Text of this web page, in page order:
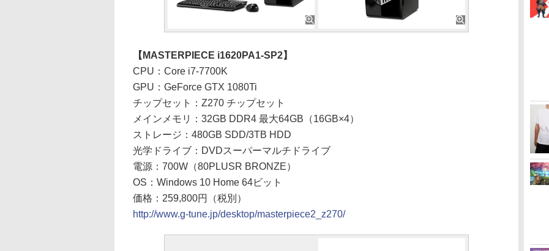
【MASTERPIECE i1620PA1-SP2】
CPU：Core i7-7700K
GPU：GeForce GTX 1080Ti
チップセット：Z270 チップセット
メインメモリ：32GB DDR4 最大64GB（16GB×4）
ストレージ：480GB SDD/3TB HDD
光学ドライブ：DVDスーパーマルチドライブ
電源：700W（80PLUSR BRONZE）
OS：Windows 10 Home 64ビット
価格：259,800円（税別）
http://www.g-tune.jp/desktop/masterpiece2_z270/